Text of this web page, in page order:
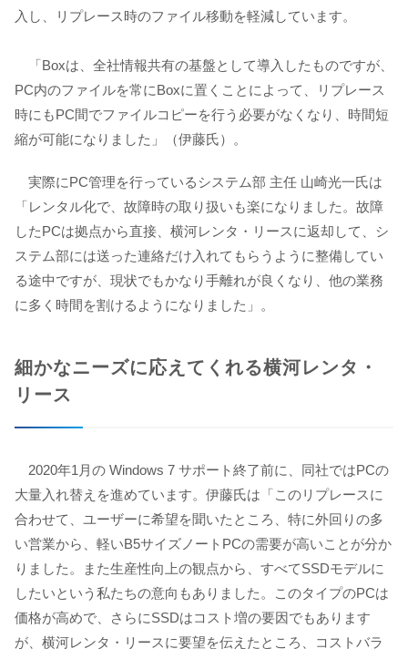
入し、リプレース時のファイル移動を軽減しています。
「Boxは、全社情報共有の基盤として導入したものですが、
PC内のファイルを常にBoxに置くことによって、リプレース
時にもPC間でファイルコピーを行う必要がなくなり、時間短
縮が可能になりました」（伊藤氏）。
実際にPC管理を行っているシステム部 主任 山崎光一氏は
「レンタル化で、故障時の取り扱いも楽になりました。故障
したPCは拠点から直接、横河レンタ・リースに返却して、シ
ステム部には送った連絡だけ入れてもらうように整備してい
る途中ですが、現状でもかなり手離れが良くなり、他の業務
に多く時間を割けるようになりました」。
細かなニーズに応えてくれる横河レンタ・
リース
2020年1月の Windows 7 サポート終了前に、同社ではPCの
大量入れ替えを進めています。伊藤氏は「このリプレースに
合わせて、ユーザーに希望を聞いたところ、特に外回りの多
い営業から、軽いB5サイズノートPCの需要が高いことが分か
りました。また生産性向上の観点から、すべてSSDモデルに
したいという私たちの意向もありました。このタイプのPCは
価格が高めで、さらにSSDはコスト増の要因でもあります
が、横河レンタ・リースに要望を伝えたところ、コストバラ